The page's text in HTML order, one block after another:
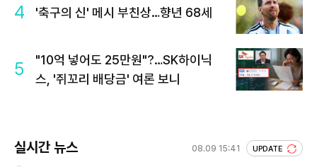
4 '축구의 신' 메시 부친상…향년 68세
5
"10억 넣어도 25만원"?…SK하이닉
스, '쥐꼬리 배당금' 여론 보니
실시간 뉴스 08.09 15:41 UPDATE